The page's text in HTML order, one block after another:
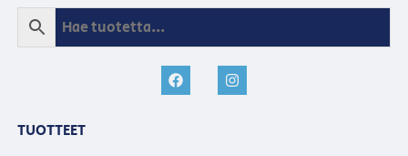
TUOTTEET